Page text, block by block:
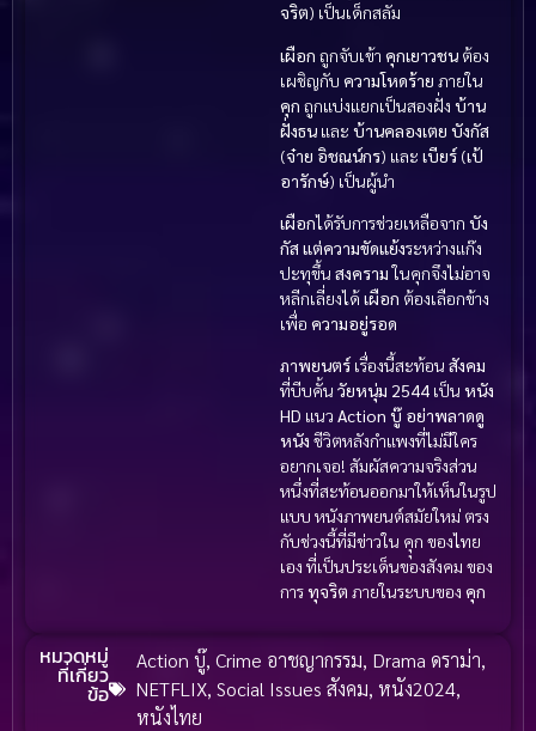
จริต) เป็นเด็กสลัม
เผือก ถูกจับเข้า คุกเยาวชน ต้อง
เผชิญกับ ความโหดร้าย ภายใน
คุก ถูกแบ่งแยกเป็นสองฝั่ง บ้าน
ฝั่งธน และ บ้านคลองเตย บังกัส
(จ๋าย อิชณน์กร) และ เบียร์(เป้
อารักษ์) เป็นผู้นำ
เผือกได้รับการช่วยเหลือจาก บัง
กัสแต่ความขัดแย้งระหว่างแก๊ง
ปะทุขึ้น สงครามในคุกจึงไม่อาจ
หลีกเลี่ยงได้เผือก ต้องเลือกข้าง
เพื่อ ความอยู่รอด
ภาพยนตร์เรื่องนี้สะท้อน สังคม
ที่บีบคั้น วัยหนุ่ม 2544 เป็น หนัง
HD แนว Action บู๊ อย่าพลาดดู
หนัง ชีวิตหลังกำแพงที่ไม่มีใคร
อยากเจอ! สัมผัสความจริงส่วน
หนึ่งที่สะท้อนออกมาให้เห็นในรูป
แบบ หนังภาพยนต์สมัยใหม่ ตรง
กับช่วงนี้ที่มีข่าวใน คุุก ของไทย
เอง ที่เป็นประเด็นของสังคม ของ
การทุจริต ภายในระบบของ คุก
หมวดหมู่
ที่เกี่ยว
ข้อ
Action บู๊, Crime อาชญากรรม, Drama ดราม่า,
NETFLIX, Social Issues สังคม, หนัง2024,
หนังไทย